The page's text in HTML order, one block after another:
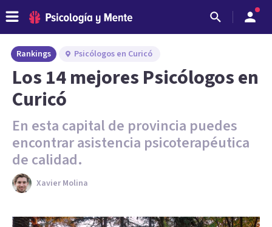
Rankings Psicólogos en Curicó
Los 14 mejores Psicólogos en
Curicó
En esta capital de provincia puedes
encontrar asistencia psicoterapéutica
de calidad.
Xavier Molina